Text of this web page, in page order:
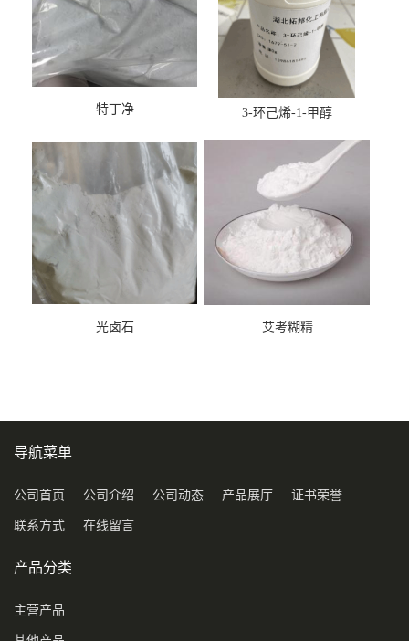
特丁净 3-环己烯-1-甲醇
光卤石 艾考糊精
导航菜单
公司首页 公司介绍 公司动态 产品展厅 证书荣誉
联系方式 在线留言
产品分类
主营产品